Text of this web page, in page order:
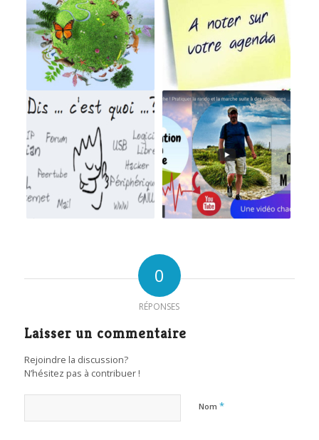
0
RÉPONSES
Laisser un commentaire
Rejoindre la discussion?
N’hésitez pas à contribuer !
Nom *